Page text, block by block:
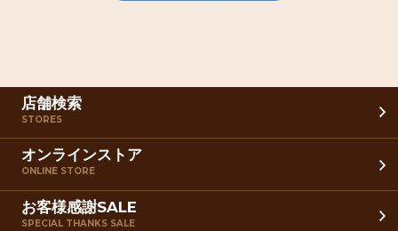
店舗検索
STORES
オンラインストア
ONLINE STORE
お客様感謝SALE
SPECIAL THANKS SALE